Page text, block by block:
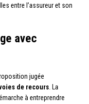
entre l’assureur et son
avec
jugée
de recours. La
à entreprendre